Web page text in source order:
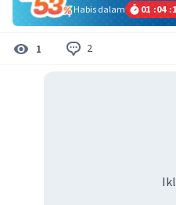
Habis dalam
01 :04 :
1 2